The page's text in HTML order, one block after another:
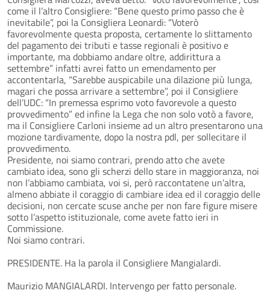
come il l’altro Consigliere: “Bene questo primo passo che è
inevitabile”, poi la Consigliera Leonardi: “Voterò
favorevolmente questa proposta, certamente lo slittamento
del pagamento dei tributi e tasse regionali è positivo e
importante, ma dobbiamo andare oltre, addirittura a
settembre” infatti avrei fatto un emendamento per
accontentarla, “Sarebbe auspicabile una dilazione più lunga,
magari che possa arrivare a settembre”, poi il Consigliere
dell’UDC: “In premessa esprimo voto favorevole a questo
provvedimento” ed infine la Lega che non solo votò a favore,
ma il Consigliere Carloni insieme ad un altro presentarono una
mozione tardivamente, dopo la nostra pdl, per sollecitare il
provvedimento.
Presidente, noi siamo contrari, prendo atto che avete
cambiato idea, sono gli scherzi dello stare in maggioranza, noi
non l’abbiamo cambiata, voi si, però raccontatene un’altra,
almeno abbiate il coraggio di cambiare idea ed il coraggio delle
decisioni, non cercate scuse anche per non fare figure misere
sotto l’aspetto istituzionale, come avete fatto ieri in
Commissione.
Noi siamo contrari.
PRESIDENTE. Ha la parola il Consigliere Mangialardi.
Maurizio MANGIALARDI. Intervengo per fatto personale.